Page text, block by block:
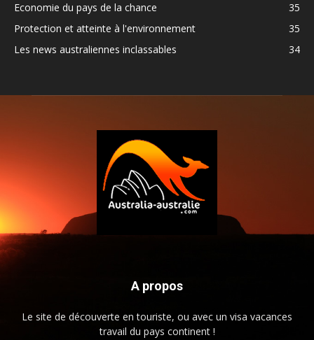
Economie du pays de la chance
35
Protection et atteinte à l'environnement
35
Les news australiennes inclassables
34
A propos
Le site de découverte en touriste, ou avec un visa vacances
travail du pays continent !